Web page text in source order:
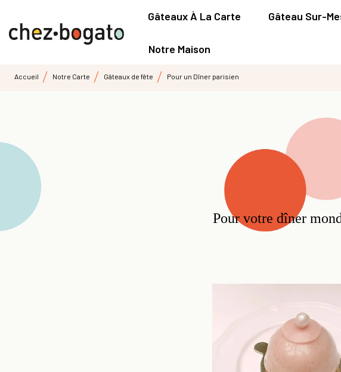
Gâteaux À La Carte Gâteau Sur-
Notre Maison
Accueil Notre Carte Gâteaux de fête Pour un Dîner parisien
Pour votre dîner